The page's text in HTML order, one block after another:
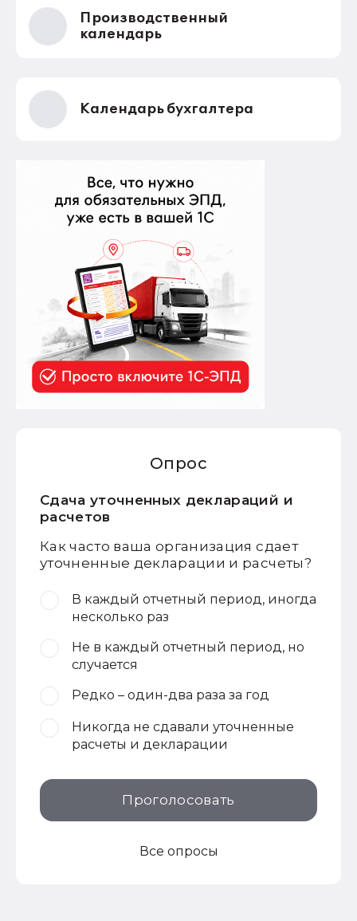
только для многодетных семей. Теперь при
незначительном превышении доходов таких семей
показателей прожиточного минимума пособие они
все равно получают. Но других семей это не
Производственный
календарь
Календарь бухгалтера
Опрос
Сдача уточненных деклараций и
расчетов
Как часто ваша организация сдает
уточненные декларации и расчеты?
В каждый отчетный период, иногда
несколько раз
Не в каждый отчетный период, но
случается
Редко – один-два раза за год
Никогда не сдавали уточненные
расчеты и декларации
Проголосовать
Все опросы